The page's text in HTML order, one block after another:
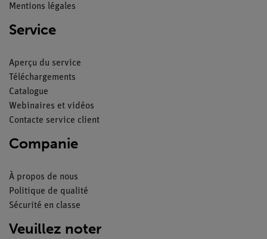
Mentions légales
Service
Aperçu du service
Téléchargements
Catalogue
Webinaires et vidéos
Contacte service client
Companie
À propos de nous
Politique de qualité
Sécurité en classe
Veuillez noter